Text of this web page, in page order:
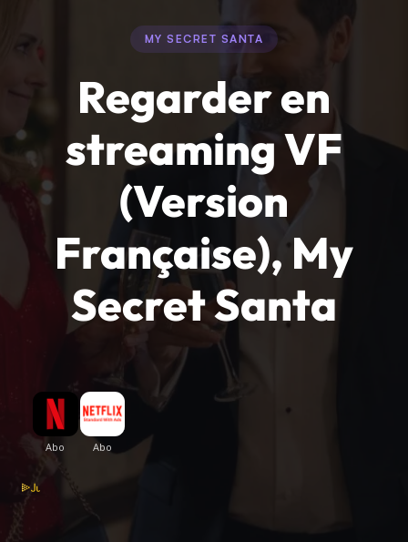
MY SECRET SANTA
Regarder en
streaming VF
(Version
Française), My
Secret Santa